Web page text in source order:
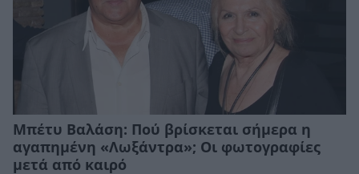
Μπέτυ Βαλάση: Πού βρίσκεται σήμερα η
αγαπημένη «Λωξάντρα»; Οι φωτογραφίες
μετά από καιρό